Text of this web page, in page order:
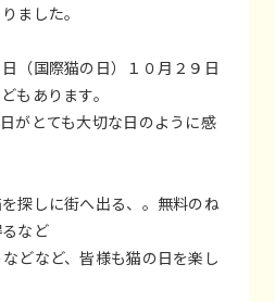
ました。
（国際猫の日）１０月２９日
もあります。
がとても大切な日のように感
探しに街へ出る、。無料のね
など
どなど、皆様も猫の日を楽し